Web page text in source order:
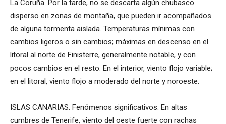
La Coruña. Por la tarde, no se descarta algún chubasco
disperso en zonas de montaña, que pueden ir acompañados
de alguna tormenta aislada. Temperaturas mínimas con
cambios ligeros o sin cambios; máximas en descenso en el
litoral al norte de Finisterre, generalmente notable, y con
pocos cambios en el resto. En el interior, viento flojo variable;
en el litoral, viento flojo a moderado del norte y noroeste.
ISLAS CANARIAS. Fenómenos significativos: En altas
cumbres de Tenerife, viento del oeste fuerte con rachas